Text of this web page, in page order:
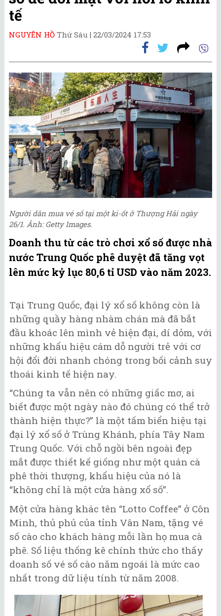
tế
NGUYÊN HỒ Thứ Sáu | 22/03/2024 17:53
Người dân mua vé số tại một ki-ốt ở Thượng Hải ngày
26/1. Ảnh: Getty Images.
Doanh thu từ các trò chơi xổ số được nhà
nước Trung Quốc phê duyệt đã tăng vọt
lên mức kỷ lục 80,6 tỉ USD vào năm 2023.
Tại Trung Quốc, đại lý xổ số không còn là
những quầy hàng nhàm chán mà đã bắt
đầu khoác lên mình vẻ hiện đại, dí dỏm, với
những khẩu hiệu cám dỗ người trẻ với cơ
hội đổi đời nhanh chóng trong bối cảnh suy
thoái kinh tế hiện nay.
“Chúng ta vẫn nên có những giấc mơ, ai
biết được một ngày nào đó chúng có thể trở
thành hiện thực?” là một tấm biển hiệu tại
đại lý xổ số ở Trùng Khánh, phía Tây Nam
Trung Quốc. Với chỗ ngồi bên ngoài đẹp
mắt được thiết kế giống như một quán cà
phê thời thượng, khẩu hiệu của nó là
“không chỉ là một cửa hàng xổ số”.
Một cửa hàng khác tên “Lotto Coffee” ở Côn
Minh, thủ phủ của tỉnh Vân Nam, tặng vé
số cào cho khách hàng mỗi lần họ mua cà
phê. Số liệu thống kê chính thức cho thấy
doanh số vé số cào năm ngoái là mức cao
nhất trong dữ liệu tính từ năm 2008.